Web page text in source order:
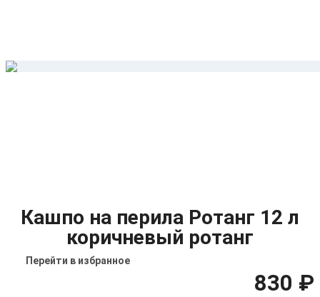
Кашпо на перила Ротанг 12 л
коричневый ротанг
Перейти в избранное
830 ₽